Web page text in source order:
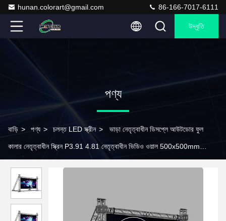
hunan.colorart@gmail.com 86-166-7017-6111
উদ্ধৃতি
পণ্য
বাড়ি > পণ্য > চলন্ত LED স্ক্রীন > ভাড়া নেতৃত্বাধীন ডিসপ্লে আউটডোর ফুল
কালার নেতৃত্বাধীন স্ক্রিন P3.91 4.81 নেতৃত্বাধীন ভিডিও ওয়াল 500x500mm